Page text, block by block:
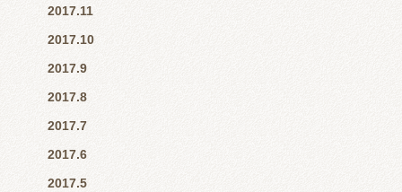
2017.11
2017.10
2017.9
2017.8
2017.7
2017.6
2017.5